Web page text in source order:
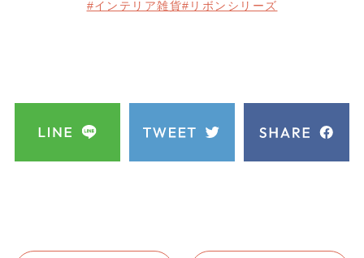
#インテリア雑貨#リボンシリーズ